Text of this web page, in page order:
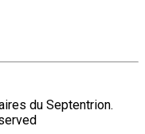
du Septentrion.